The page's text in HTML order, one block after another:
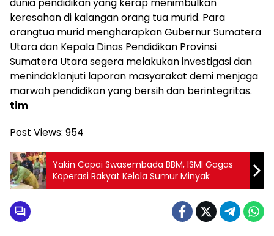
dunia pendidikan yang kerap menimbulkan
keresahan di kalangan orang tua murid. Para
orangtua murid mengharapkan Gubernur Sumatera
Utara dan Kepala Dinas Pendidikan Provinsi
Sumatera Utara segera melakukan investigasi dan
menindaklanjuti laporan masyarakat demi menjaga
marwah pendidikan yang bersih dan berintegritas.
tim
Post Views: 954
Yakin Capai Swasembada BBM, ISMI Gagas
Koperasi Rakyat Kelola Sumur Minyak